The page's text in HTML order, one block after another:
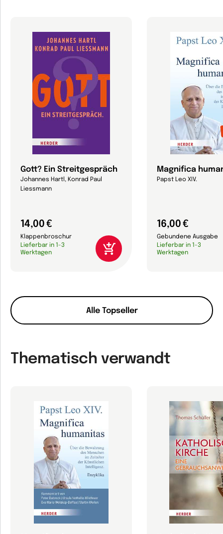
Alle Topseller
Gott? Ein Streitgespräch
Johannes Hartl, Konrad Paul
Liessmann
14,00 €
Klappenbroschur
Lieferbar in 1-3
Werktagen
Magnifica
Papst Leo XIV.
16,00 €
Gebundene Ausgabe
Lieferbar in 1-3
Werktagen
Thematisch verwandt